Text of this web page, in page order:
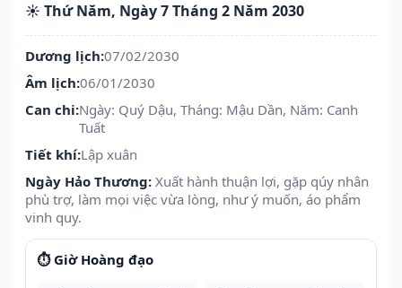
☀️ Thứ Năm, Ngày 7 Tháng 2 Năm 2030
Dương lịch:07/02/2030
Âm lịch:06/01/2030
Can chi:Ngày: Quý Dậu, Tháng: Mậu Dần, Năm: Canh
Tuất
Tiết khí:Lập xuân
Ngày Hảo Thương: Xuất hành thuận lợi, gặp qúy nhân
phù trợ, làm mọi việc vừa lòng, như ý muốn, áo phẩm
vinh quy.
⏱️ Giờ Hoàng đạo